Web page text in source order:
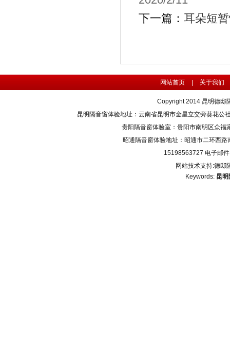
下一篇： 耳朵短
网站首页 关于我们
Copyright 2014 昆明德邸
昆明隔音窗体验地址：云南省昆明市金星立交旁葵花
贵阳隔音窗体验室：贵阳市南明区众
昭通隔音窗体验地址：昭通市二环西
15198563727 电子邮
网站技术支持:德邸
Keywords: 昆明